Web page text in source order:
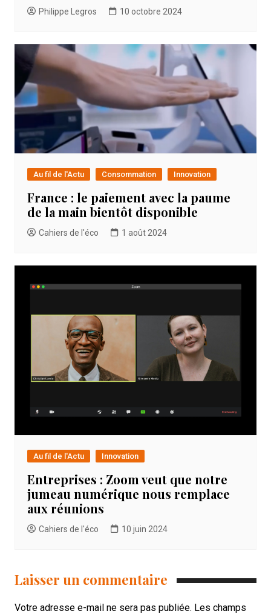
Philippe Legros 10 octobre 2024
Au fil de l'Actu Consommation Innovation
France : le paiement avec la paume
de la main bientôt disponible
Cahiers de l'éco 1 août 2024
Au fil de l'Actu Innovation
Entreprises : Zoom veut que notre
jumeau numérique nous remplace
aux réunions
Cahiers de l'éco 10 juin 2024
Laisser un commentaire
Votre adresse e-mail ne sera pas publiée. Les champs